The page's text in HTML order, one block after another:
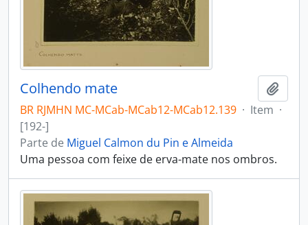
Colhendo mate
BR RJMHN MC-MCab-MCab12-MCab12.139 · Item ·
[192-]
Parte de Miguel Calmon du Pin e Almeida
Uma pessoa com feixe de erva-mate nos ombros.